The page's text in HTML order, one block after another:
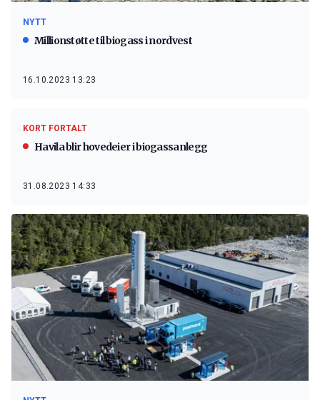
NYTT
Millionstøtte til biogass i nordvest
16.10.2023 13:23
KORT FORTALT
Havila blir hovedeier i biogassanlegg
31.08.2023 14:33